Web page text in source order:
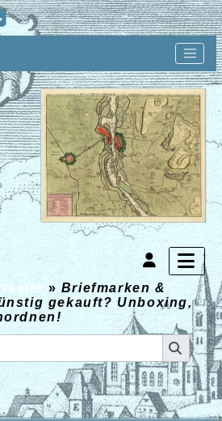
» Briefmarken &
gekauft? Unboxing,